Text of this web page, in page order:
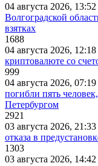
04 августа 2026, 13:52
Волгоградской
взятках
1688
04 августа 2026, 12:18
криптовалюте со
999
04 августа 2026, 07:19
погибли пять
Петербургом
2921
03 августа 2026, 21:33
отказа в
1303
03 августа 2026, 14:42